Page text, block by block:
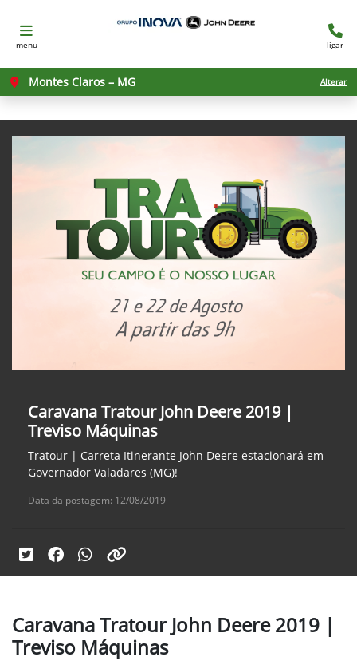
menu ligar
Montes Claros – MG Alterar
Caravana Tratour John Deere 2019 |
Treviso Máquinas
Tratour | Carreta Itinerante John Deere estacionará em
Governador Valadares (MG)!
Data da postagem: 12/08/2019
Caravana Tratour John Deere 2019 |
Treviso Máquinas